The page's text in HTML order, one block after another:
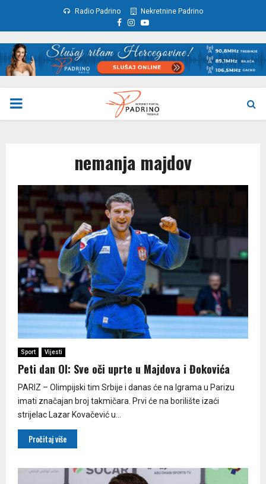
Radio Padrino Nekretnine Padrino
Facebook
Instagram
Youtube
PRIMARY
nemanja majdov
Sport Vijesti
Peti dan OI: Sve oči uprte u Majdova i Đokovića
PARIZ – Olimpijski tim Srbije i danas će na Igrama u Parizu
imati značajan broj takmičara. Prvi će na borilište izaći
strijelac Lazar Kovačević u...
Pročitaj više